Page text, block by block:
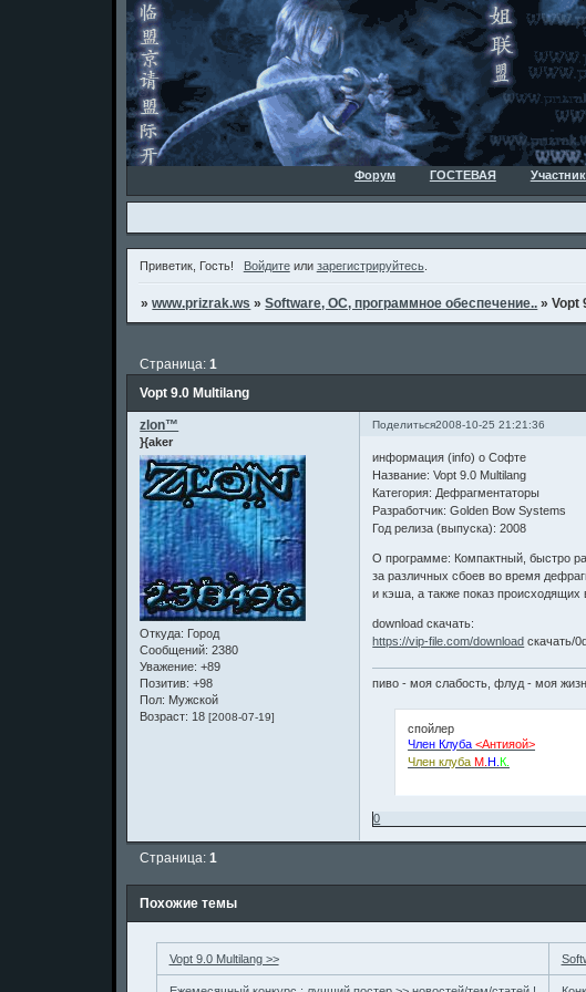
Форум ГОСТЕВАЯ
Приветик, Гость! Войдитеили зарегистрируйтесь.
»www.prizrak.ws »Software, ОС, программное обеспечение.. »Vopt
Vopt 9.0 Multilang
Страница:1
Поделиться2008-10-25 21:21:36
zlon™
}{aker
Откуда: Город
Сообщений: 2380
Уважение: +89
Позитив: +98
Пол: Мужской
Возраст: 18[2008-07-19]
информация (info) о Софте
Название: Vopt 9.0 Multilang
Категория: Дефрагментаторы
Разработчик: Golden Bow Systems
Год релиза (выпуска): 2008
О программе: Компактный, быстро
за различных сбоев во время
и кэша, а также показ происходящих
download скачать:
https://vip-file.com/download скачать/
пиво - моя слабость, флуд - моя
спойлер
Член Клуба <Антияой>
Член клуба М.Н.К.
0
Страница:1
Похожие темы
Vopt 9.0 Multilang >>